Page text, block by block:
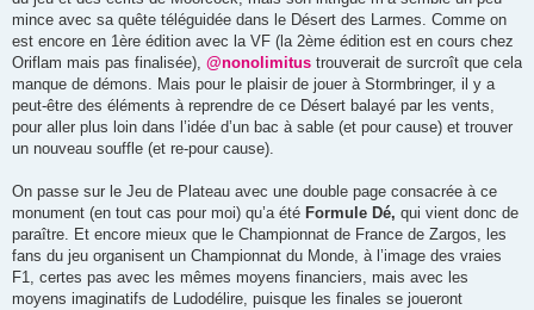
mince avec sa quête téléguidée dans le Désert des Larmes. Comme on
est encore en 1ère édition avec la VF (la 2ème édition est en cours chez
Oriflam mais pas finalisée), @nonolimitus trouverait de surcroît que cela
manque de démons. Mais pour le plaisir de jouer à Stormbringer, il y a
peut-être des éléments à reprendre de ce Désert balayé par les vents,
pour aller plus loin dans l’idée d’un bac à sable (et pour cause) et trouver
un nouveau souffle (et re-pour cause).
On passe sur le Jeu de Plateau avec une double page consacrée à ce
monument (en tout cas pour moi) qu’a été Formule Dé, qui vient donc de
paraître. Et encore mieux que le Championnat de France de Zargos, les
fans du jeu organisent un Championnat du Monde, à l’image des vraies
F1, certes pas avec les mêmes moyens financiers, mais avec les
moyens imaginatifs de Ludodélire, puisque les finales se joueront